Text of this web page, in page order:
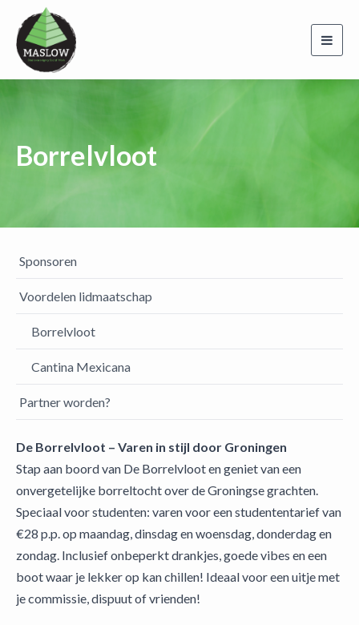
Borrelvloot
Sponsoren
Voordelen lidmaatschap
Borrelvloot
Cantina Mexicana
Partner worden?
De Borrelvloot – Varen in stijl door Groningen
Stap aan boord van De Borrelvloot en geniet van een
onvergetelijke borreltocht over de Groningse grachten.
Speciaal voor studenten: varen voor een studententarief van
€28 p.p. op maandag, dinsdag en woensdag, donderdag en
zondag. Inclusief onbeperkt drankjes, goede vibes en een
boot waar je lekker op kan chillen! Ideaal voor een uitje met
je commissie, dispuut of vrienden!